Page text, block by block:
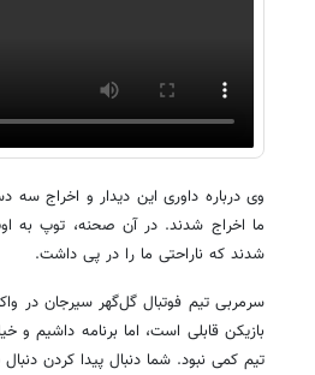
وی درباره داوری این دیدار و اخراج
ما اخراج شدند. در آن صحنه، توپ به
شدند که ناراحتی ما را در پی داشت.
سرمربی تیم فوتبال گل‌گهر سیرجان در
بازیکن قابلی است، اما برنامه داشیم و
تیم کمی نبود. شما دنبال پیدا کردن